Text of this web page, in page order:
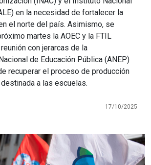
en la necesidad de fortalecer la
el norte del país. Asimismo, se
martes la AOEC y la FTIL
con jerarcas de la
de Educación Pública (ANEP)
recuperar el proceso de producción
a las escuelas.
17/10/2025